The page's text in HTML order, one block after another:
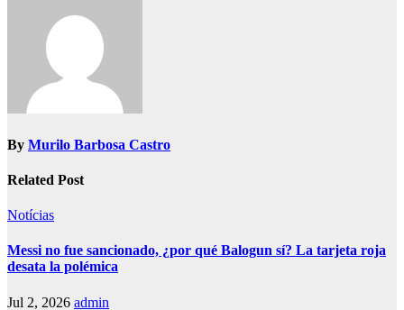
By Murilo Barbosa Castro
Related Post
Notícias
Messi no fue sancionado, ¿por qué Balogun sí? La tarjeta roja
desata la polémica
Jul 2, 2026 admin